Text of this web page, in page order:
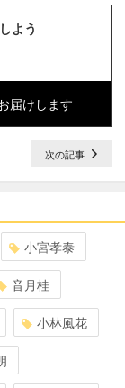
しよう
届けします
次の記事
小宮孝泰
音月桂
小林風花